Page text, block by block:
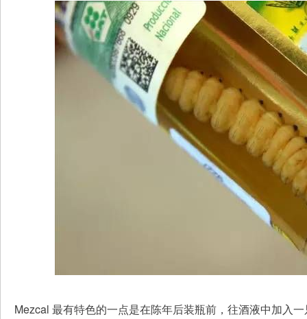
Mezcal 最有特色的一点是在陈年后装瓶前，往酒液中加入